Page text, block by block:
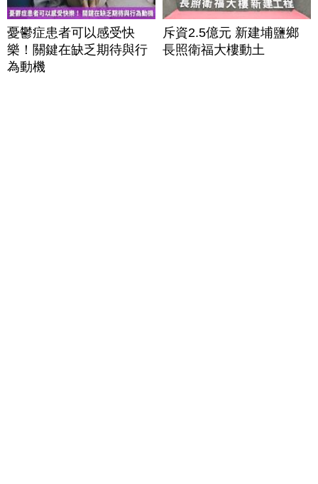
憂鬱症患者可以感受快
樂！關鍵在缺乏期待與行
為動機
斥資2.5億元 新建埔鹽鄉
長照衛福大樓動土